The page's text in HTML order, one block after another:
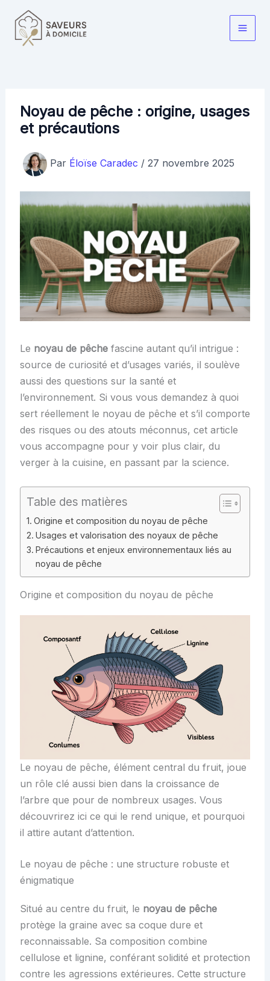
contenu
Main
Noyau de pêche : origine, usages
et précautions
Par Éloïse Caradec / 27 novembre 2025
Le noyau de pêchefascine autant qu’il intrigue :
source de curiosité et d’usages variés, il soulève
aussi des questions sur la santé et
l’environnement. Si vous vous demandez à quoi
sert réellement le noyau de pêche et s’il comporte
des risques ou des atouts méconnus, cet article
vous accompagne pour y voir plus clair, du
verger à la cuisine, en passant par la science.
Table des matières
Origine et composition du noyau de pêche
Usages et valorisation des noyaux de pêche
Précautions et enjeux environnementaux liés au
noyau de pêche
Origine et composition du noyau de pêche
Le noyau de pêche, élément central du fruit, joue
un rôle clé aussi bien dans la croissance de
l’arbre que pour de nombreux usages. Vous
découvrirez ici ce qui le rend unique, et pourquoi
il attire autant d’attention.
Le noyau de pêche : une structure robuste et
énigmatique
Situé au centre du fruit, le noyau de pêche
protège la graine avec sa coque dure et
reconnaissable. Sa composition combine
cellulose et lignine, conférant solidité et protection
contre les agressions extérieures. Cette structure